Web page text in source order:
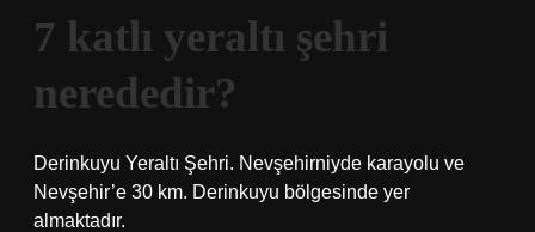
7 katlı yeraltı şehri
nerededir?
Derinkuyu Yeraltı Şehri. Nevşehirniyde karayolu ve
Nevşehir’e 30 km. Derinkuyu bölgesinde yer
almaktadır.